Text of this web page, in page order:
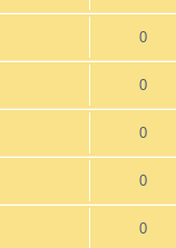
0
0
0
0
0